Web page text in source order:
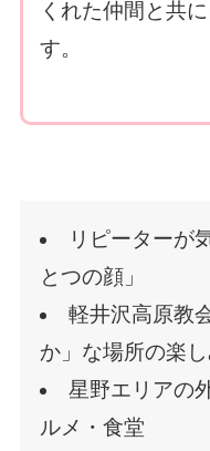
くれた仲間と共
す。
リピーターが
とつの顔」
軽井沢高原教
か」な場所の楽
星野エリアの
ルメ・食堂